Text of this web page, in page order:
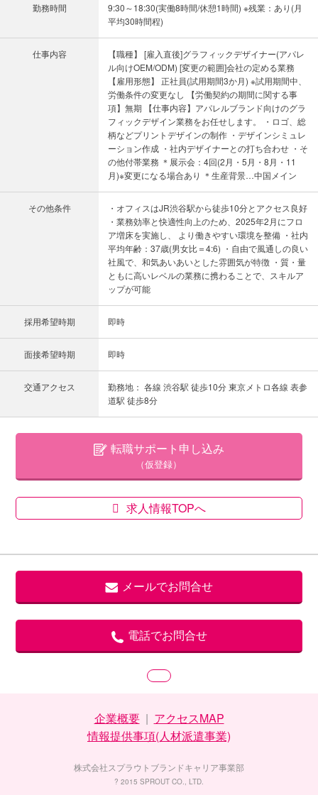
勤務時間
9:30～18:30(実働8時間/休憩1時間) ※残業：あり(月
平均30時間程)
仕事内容
【職種】 [雇入直後]グラフィックデザイナー(アパレ
ル向けOEM/ODM) [変更の範囲]会社の定める業務
【雇用形態】 正社員(試用期間3か月) ※試用期間中、
労働条件の変更なし 【労働契約の期間に関する事
項】無期 【仕事内容】アパレルブランド向けのグラ
フィックデザイン業務をお任せします。 ・ロゴ、総
柄などプリントデザインの制作 ・デザインシミュレ
ーション作成 ・社内デザイナーとの打ち合わせ ・そ
の他付帯業務 ＊展示会：4回(2月・5月・8月・11
月)※変更になる場合あり ＊生産背景…中国メイン
その他条件
・オフィスはJR渋谷駅から徒歩10分とアクセス良好
・業務効率と快適性向上のため、2025年2月にフロ
ア増床を実施し、 より働きやすい環境を整備 ・社内
平均年齢：37歳(男女比＝4:6) ・自由で風通しの良い
社風で、和気あいあいとした雰囲気が特徴 ・質・量
ともに高いレベルの業務に携わることで、スキルア
ップが可能
採用希望時期 即時
面接希望時期 即時
交通アクセス
勤務地： 各線 渋谷駅 徒歩10分 東京メトロ各線 表参
道駅 徒歩8分
転職サポート申し込み
（仮登録）
求人情報TOPへ
メールでお問合せ
電話でお問合せ
企業概要| アクセスMAP
情報提供事項(人材派遣事業)
株式会社スプラウトブランドキャリア事業部
? 2015 SPROUT CO., LTD.